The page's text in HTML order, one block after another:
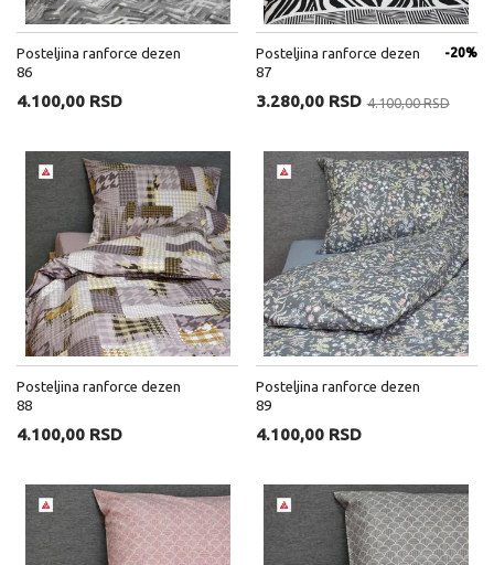
Posteljina ranforce dezen
86
4.100,00 RSD
Posteljina ranforce dezen
87
-20%
3.280,00 RSD 4.100,00 RSD
Posteljina ranforce dezen
88
4.100,00 RSD
Posteljina ranforce dezen
89
4.100,00 RSD